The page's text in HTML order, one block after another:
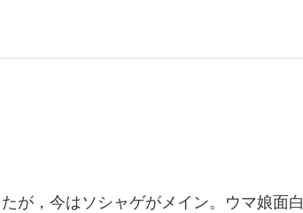
が，今はソシャゲがメイン。ウマ娘面白